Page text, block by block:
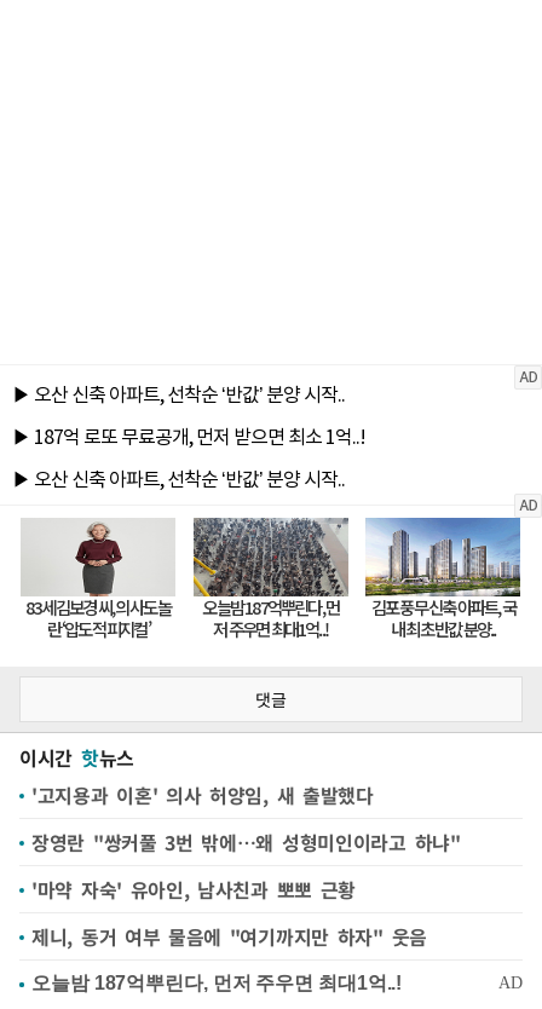
댓글
이시간 핫뉴스
'고지용과 이혼' 의사 허양임, 새 출발했다
장영란 "쌍커풀 3번 밖에…왜 성형미인이라고 하냐"
'마약 자숙' 유아인, 남사친과 뽀뽀 근황
제니, 동거 여부 물음에 "여기까지만 하자" 웃음